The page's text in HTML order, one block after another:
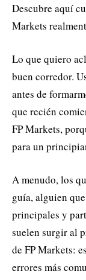
Descubre aquí
Markets
Lo que quiero
buen corredor.
antes de
que recién
FP Markets,
para un
A menudo, los
guía, alguien
principales y
suelen surgir al
de FP Markets:
errores más